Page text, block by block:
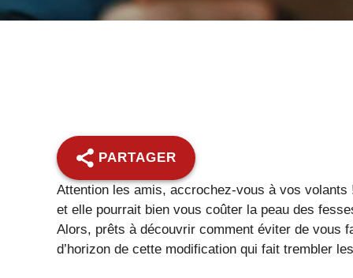
PARTAGER
Attention les amis, accrochez-vous à vos
et elle pourrait bien vous coûter la peau des
Alors, prêts à découvrir comment éviter de vous
d’horizon de cette modification qui fait trembler